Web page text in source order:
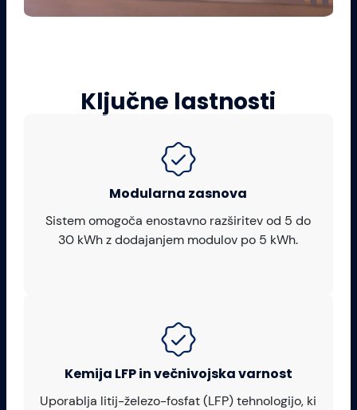
Ključne lastnosti
Modularna zasnova
Sistem omogoča enostavno razširitev od 5 do
30 kWh z dodajanjem modulov po 5 kWh.
Kemija LFP in večnivojska varnost
Uporablja litij-železo-fosfat (LFP) tehnologijo, ki